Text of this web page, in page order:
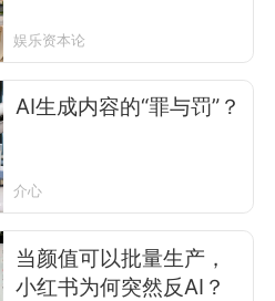
娱乐资本论
AI生成内容的“罪与罚”？
介心
当颜值可以批量生产，
小红书为何突然反AI？